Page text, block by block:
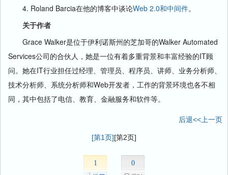
4. Roland Barcia在他的博客中谈论Web 2.0和中间件。
关于作者
Grace Walker是位于伊利诺斯州的芝加哥的Walker Automated
Services公司的合伙人，她是一位有着多重背景和丰富经验的IT顾
问。她在IT行业担任过经理、管理员、程序员、讲师、业务分析师、
技术分析师、系统分析师和Web开发者，工作的背景环境也各不相
同，其中包括了电信、教育、金融服务和软件等。
后退<<上一页
[第1页][第2页]
1 0